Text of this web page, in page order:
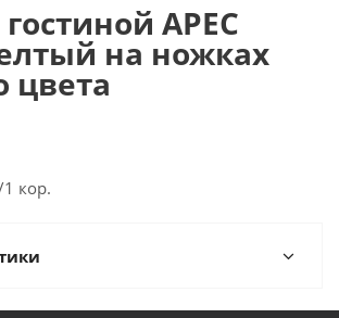
АРЕС
на ножках
цвета
кор.